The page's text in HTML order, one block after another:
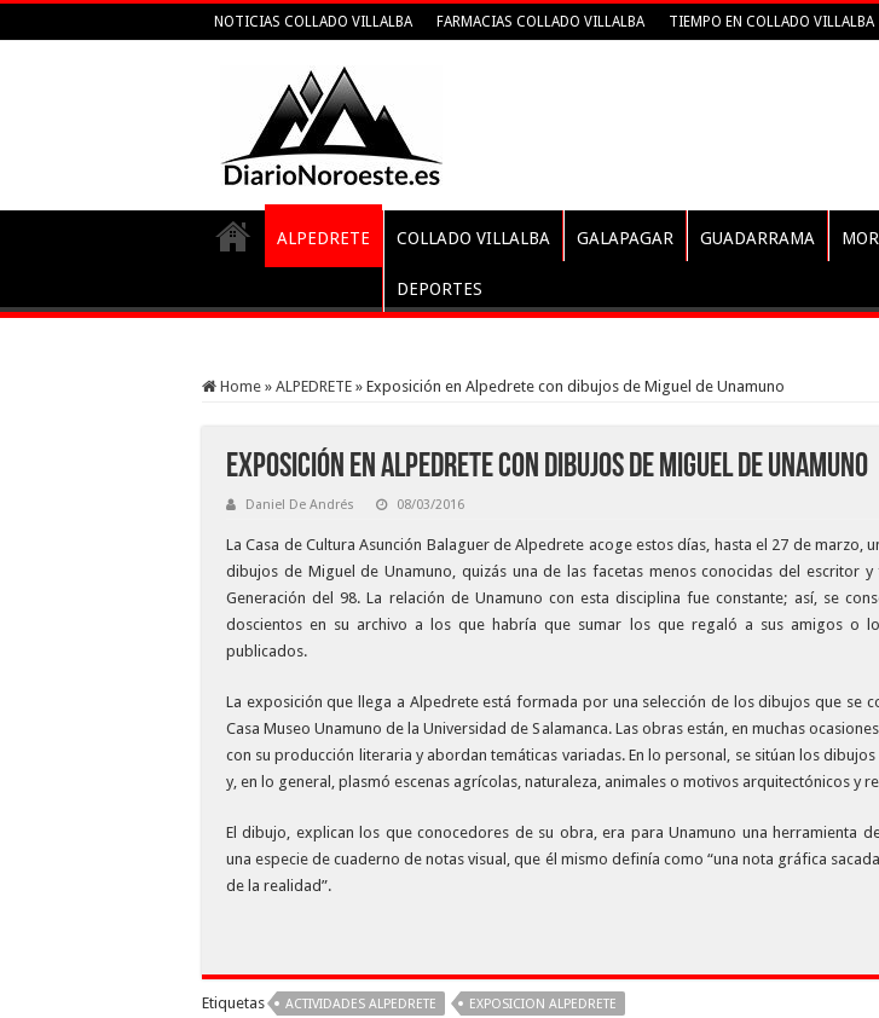
NOTICIAS COLLADO VILLALBA FARMACIAS COLLADO VILLALBA TIEMPO EN COLLADO VILLALBA
ALPEDRETE COLLADO VILLALBA GALAPAGAR GUADARRAMA
DEPORTES
Home » ALPEDRETE » Exposición en Alpedrete con dibujos de Miguel de Unamuno
Exposición en Alpedrete con dibujos de Miguel de Unamuno
Daniel De Andrés 08/03/2016
La Casa de Cultura Asunción Balaguer de Alpedrete acoge estos días, hasta el 27 de marzo,
dibujos de Miguel de Unamuno, quizás una de las facetas menos conocidas del escritor
Generación del 98. La relación de Unamuno con esta disciplina fue constante; así, se
doscientos en su archivo a los que habría que sumar los que regaló a sus amigos o
publicados.
La exposición que llega a Alpedrete está formada por una selección de los dibujos que se
Casa Museo Unamuno de la Universidad de Salamanca. Las obras están, en muchas
con su producción literaria y abordan temáticas variadas. En lo personal, se sitúan los dibujos
y, en lo general, plasmó escenas agrícolas, naturaleza, animales o motivos arquitectónicos y
El dibujo, explican los que conocedores de su obra, era para Unamuno una herramienta
una especie de cuaderno de notas visual, que él mismo definía como “una nota gráfica
de la realidad”.
Etiquetas ACTIVIDADES ALPEDRETE EXPOSICION ALPEDRETE